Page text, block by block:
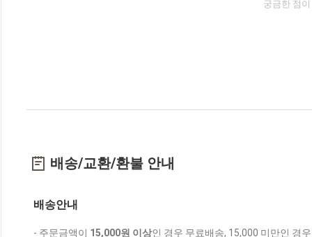
궁금한 점
배송/교환/환불 안내
배송안내
- 주문금액이 15,000원 이상인 경우 무료배송, 15,000 미만인 경